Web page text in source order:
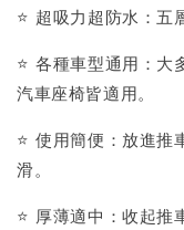
⭐️ 超吸力超防水：五
⭐️ 各種車型通用：大
汽車座椅皆適用。
⭐️ 使用簡便：放進推
滑。
⭐️ 厚薄適中：收起推